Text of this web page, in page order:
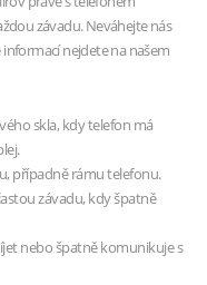
závadu. Neváhejte nás
nejdete na našem
skla, kdy telefon má
případně rámu telefonu.
závadu, kdy špatně
nebo špatně komunikuje s